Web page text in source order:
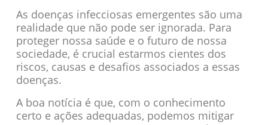
As doenças infecciosas emergentes são uma
realidade que não pode ser ignorada. Para
proteger nossa saúde e o futuro de nossa
sociedade, é crucial estarmos cientes dos
riscos, causas e desafios associados a essas
doenças.
A boa notícia é que, com o conhecimento
certo e ações adequadas, podemos mitigar